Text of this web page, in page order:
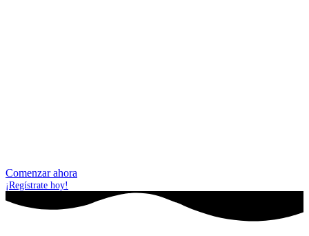
Comenzar ahora
¡Regístrate hoy!